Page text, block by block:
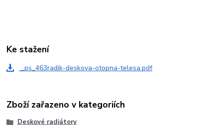
Ke stažení
_ps_463radik-deskova-otopna-telesa.pdf
Zboží zařazeno v kategoriích
Deskové radiátory